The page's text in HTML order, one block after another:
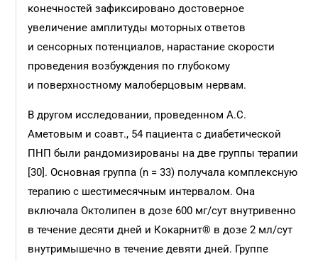
конечностей зафиксировано достоверное
увеличение амплитуды моторных ответов
и сенсорных потенциалов, нарас­тание скорости
проведения возбуждения по глубокому
и поверхностному малоберцовым нервам.
В другом исследовании, проведенном А.С.
Аметовым и соавт., 54 пациента с диабетической
ПНП были рандомизированы на две группы терапии
[30]. Основная группа (n = 33) получала комплексную
терапию с шести­месячным интервалом. Она
включала Октолипен в дозе 600 мг/сут внутривенно
в течение десяти дней и Кокарнит® в дозе 2 мл/сут
внутримышечно в течение девяти дней. Группе